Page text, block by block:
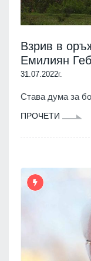
Взрив в
Емилиян
31.07.2022г.
Става дума за
ПРОЧЕТИ